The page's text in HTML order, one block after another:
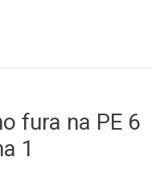
fura na PE 6
1